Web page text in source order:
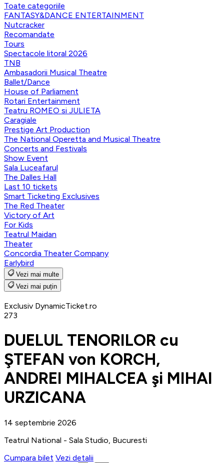
Toate categoriile
FANTASY&DANCE ENTERTAINMENT
Nutcracker
Recomandate
Tours
Spectacole litoral 2026
TNB
Ambasadorii Musical Theatre
Ballet/Dance
House of Parliament
Rotari Entertainment
Teatru ROMEO si JULIETA
Caragiale
Prestige Art Production
The National Operetta and Musical Theatre
Concerts and Festivals
Show Event
Sala Luceafarul
The Dalles Hall
Last 10 tickets
Smart Ticketing Exclusives
The Red Theater
Victory of Art
For Kids
Teatrul Maidan
Theater
Concordia Theater Company
Earlybird
Vezi mai multe
Vezi mai puțin
Exclusiv DynamicTicket.ro
273
DUELUL TENORILOR cu
ŞTEFAN von KORCH,
ANDREI MIHALCEA şi MIHAI
URZICANA
14 septembrie 2026
Teatrul National - Sala Studio, Bucuresti
Cumpara bilet Vezi detalii